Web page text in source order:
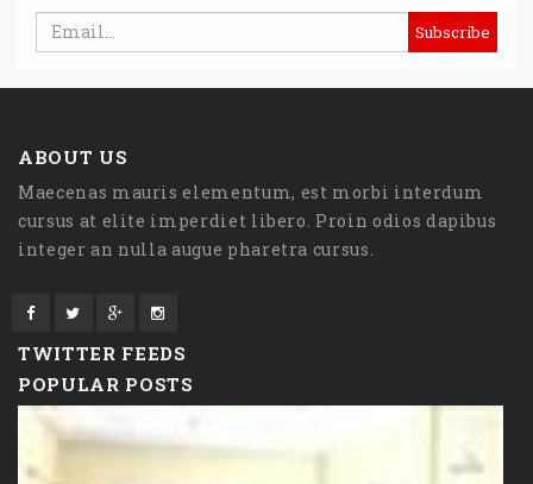
ABOUT US
Maecenas mauris elementum, est morbi interdum
cursus at elite imperdiet libero. Proin odios dapibus
integer an nulla augue pharetra cursus.
TWITTER FEEDS
POPULAR POSTS